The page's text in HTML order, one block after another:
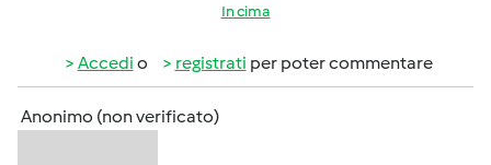
In cima
Accedi o registrati per poter commentare
Anonimo (non verificato)